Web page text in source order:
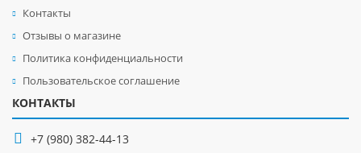
Контакты
Отзывы о магазине
Политика конфиденциальности
Пользовательское соглашение
КОНТАКТЫ
+7 (980) 382-44-13